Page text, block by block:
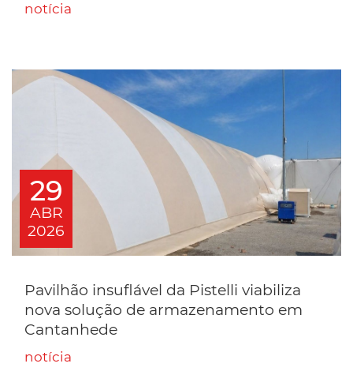
notícia
29
ABR
2026
Pavilhão insuflável da Pistelli viabiliza
nova solução de armazenamento em
Cantanhede
notícia